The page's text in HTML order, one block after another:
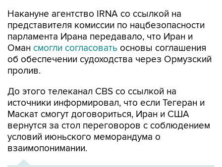
Накануне агентство IRNA со ссылкой на
представителя комиссии по нацбезопасности
парламента Ирана передавало, что Иран и
Оман смогли согласовать основы соглашения
об обеспечении судоходства через Ормузский
пролив.
До этого телеканал CBS со ссылкой на
источники информировал, что если Тегеран и
Маскат смогут договориться, Иран и США
вернутся за стол переговоров с соблюдением
условий июньского меморандума о
взаимопонимании.